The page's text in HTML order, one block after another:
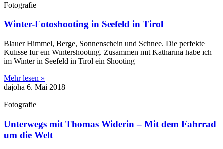
Fotografie
Winter-Fotoshooting in Seefeld in Tirol
Blauer Himmel, Berge, Sonnenschein und Schnee. Die perfekte
Kulisse für ein Wintershooting. Zusammen mit Katharina habe ich
im Winter in Seefeld in Tirol ein Shooting
Mehr lesen »
dajoha 6. Mai 2018
Fotografie
Unterwegs mit Thomas Widerin – Mit dem Fahrrad
um die Welt